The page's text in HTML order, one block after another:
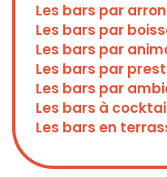
Les bars par
Les bars par
Les bars par
Les bars par
Les bars par
Les bars à
Les bars en